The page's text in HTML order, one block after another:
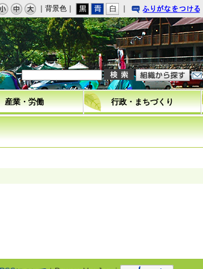
｜背景色｜
｜
りがなをつける
産業・労働 行政・まちづくり